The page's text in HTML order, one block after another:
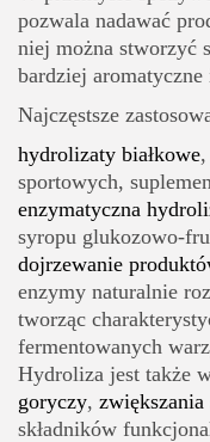
pozwala nadawać
niej można stworzyć
bardziej
Najczęstsze
hydrolizaty białkowe
sportowych,
enzymatyczna
syropu glukozowo-
dojrzewanie
enzymy naturalnie
tworząc
fermentowanych
Hydroliza jest także
goryczy, zwiększania
składników